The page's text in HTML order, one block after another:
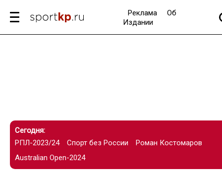
Реклама
Об
Издании
Сегодня:
РПЛ-2023/24
Спорт без России
Роман Костомаров
Australian Open-2024